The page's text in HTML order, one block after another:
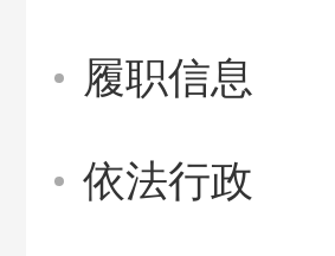
履职信息
依法行政